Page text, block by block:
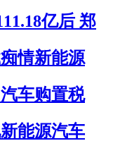
亿后 郑
情新能源
车购置税
能源汽车